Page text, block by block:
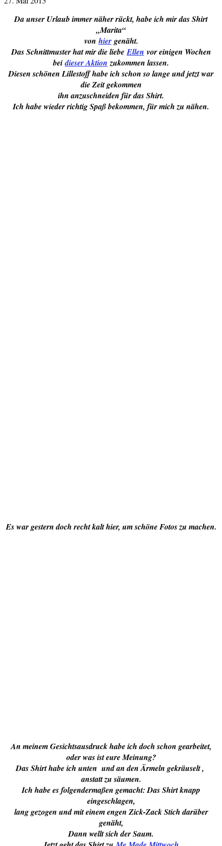
Da unser Urlaub immer näher rückt, habe ich mir das Shirt
„Marita“
von hiergenäht.
Das Schnittmuster hat mir die liebeEllen vor einigen Wochen
beidieser Aktion zukommen lassen.
Diesen schönen Lillestoff habe ich schon so lange und jetzt war
die Zeit gekommen
ihn anzuschneiden für das Shirt.
Ich habe wieder richtig Spaß bekommen, für mich zu nähen.
Es war gestern doch recht kalt hier, um schöne Fotos zu machen.
An meinem Gesichtsausdruck habe ich doch schon gearbeitet,
oder was ist eure Meinung?
Das Shirt habe ich unten und an den Ärmeln gekräuselt ,
anstatt zu säumen.
Ich habe es folgendermaßen gemacht: Das Shirt knapp
eingeschlagen,
lang gezogen und mit einem engen Zick-Zack Stich darüber
genäht,
Dann wellt sich der Saum.